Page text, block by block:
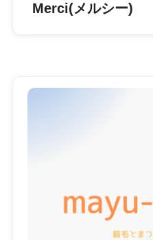
Merci(メルシー)